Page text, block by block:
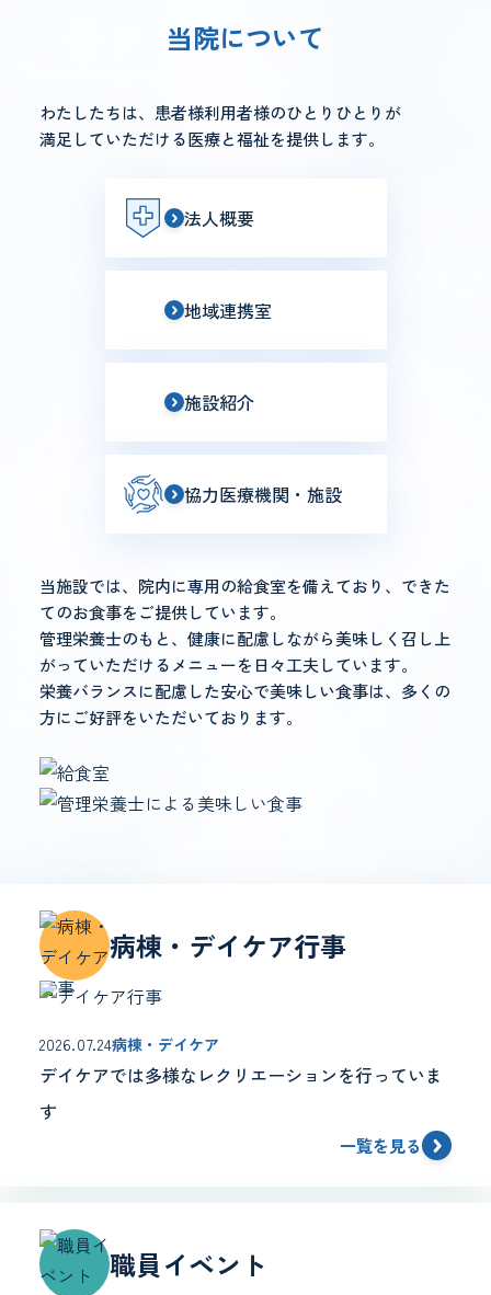
当院について
わたしたちは、患者様利用者様のひとりひとりが
満足していただける医療と福祉を提供します。
法人概要
地域連携室
施設紹介
協力医療機関・施設
当施設では、院内に専用の給食室を備えており、できた
てのお食事をご提供しています。
管理栄養士のもと、健康に配慮しながら美味しく召し上
がっていただけるメニューを日々工夫しています。
栄養バランスに配慮した安心で美味しい食事は、多くの
方にご好評をいただいております。
病棟・デイケア行事
2026.07.24病棟・デイケア
デイケアでは多様なレクリエーションを行っていま
す
一覧を見る
職員イベント